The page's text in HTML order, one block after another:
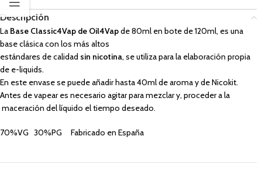
Descripción
La Base Classic4Vap de Oil4Vapde 80ml en bote de 120ml, es una
base clásica con los más altos
estándares de calidad sin nicotina, se utiliza para la elaboración propia
de e-liquids.
En este envase se puede añadir hasta 40ml de aroma y de Nicokit.
Antes de vapear es necesario agitar para mezclar y, proceder a la
maceración del líquido el tiempo deseado.
70%VG 30%PG Fabricado en España